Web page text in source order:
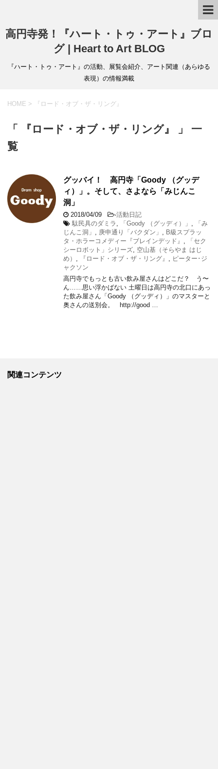
高円寺発！『ハート・トゥ・アート』ブロ
グ | Heart to Art BLOG
『ハート・トゥ・アート』の活動、展覧会紹介、アート関連（あらゆる
表現）の情報満載
HOME > 『ロード・オブ・ザ・リング』
「 『ロード・オブ・ザ・リング』 」 一
覧
グッバイ！ 高円寺「Goody （グッデ
ィ）」。そして、さよなら「みじんこ
洞」
2018/04/09 -活動日記
駄民具のダミラ
「Goody （グッディ）」
「み
じんこ洞」
庚申通り「バクダン」
B級スプラッ
タ・ホラーコメディー『ブレインデッド』
「セク
シーロボット」シリーズ 空山基（そらやま はじ
め）
『ロード・オブ・ザ・リング』
ピーター･ジ
ャクソン
高円寺でもっとも古い飲み屋さんはどこだ？ う〜
ん……思い浮かばない 土曜日は高円寺の北口にあっ
た飲み屋さん「Goody （グッディ）」のマスターと
奥さんの送別会。 http://good …
関連コンテンツ